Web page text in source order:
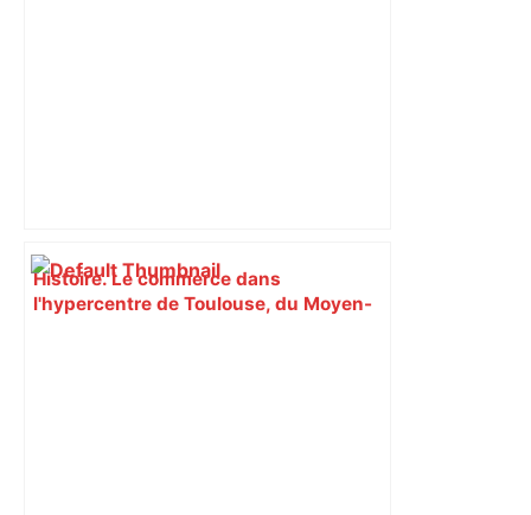
Histoire. Le commerce dans
l'hypercentre de Toulouse, du Moyen-